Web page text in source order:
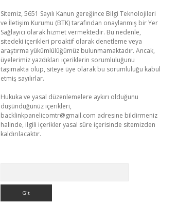
Sitemiz, 5651 Sayılı Kanun gereğince Bilgi Teknolojileri
ve İletişim Kurumu (BTK) tarafından onaylanmış bir Yer
Sağlayıcı olarak hizmet vermektedir. Bu nedenle,
sitedeki içerikleri proaktif olarak denetleme veya
araştırma yükümlülüğümüz bulunmamaktadır. Ancak,
üyelerimiz yazdıkları içeriklerin sorumluluğunu
taşımakta olup, siteye üye olarak bu sorumluluğu kabul
etmiş sayılırlar.
Hukuka ve yasal düzenlemelere aykırı olduğunu
düşündüğünüz içerikleri,
backlinkpanelicomtr@gmail.com adresine bildirmeniz
halinde, ilgili içerikler yasal süre içerisinde sitemizden
kaldırılacaktır.